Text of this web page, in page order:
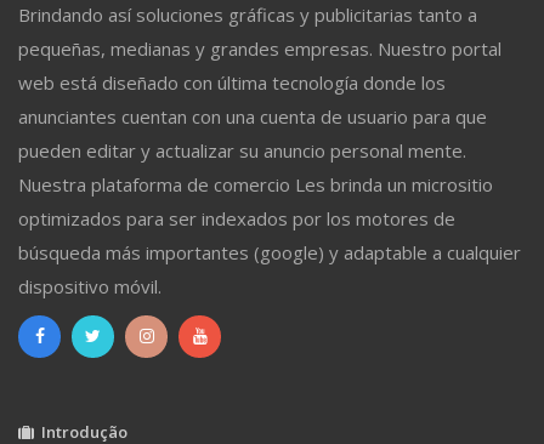
Brindando así soluciones gráficas y publicitarias tanto a
pequeñas, medianas y grandes empresas. Nuestro portal
web está diseñado con última tecnología donde los
anunciantes cuentan con una cuenta de usuario para que
pueden editar y actualizar su anuncio personal mente.
Nuestra plataforma de comercio Les brinda un micrositio
optimizados para ser indexados por los motores de
búsqueda más importantes (google) y adaptable a cualquier
dispositivo móvil.
Introdução